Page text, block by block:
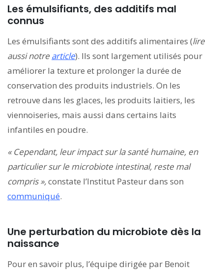
Les émulsifiants, des additifs mal
connus
Les émulsifiants sont des additifs alimentaires (lire
aussi notre article). Ils sont largement utilisés pour
améliorer la texture et prolonger la durée de
conservation des produits industriels. On les
retrouve dans les glaces, les produits laitiers, les
viennoiseries, mais aussi dans certains laits
infantiles en poudre.
« Cependant, leur impact sur la santé humaine, en
particulier sur le microbiote intestinal, reste mal
compris »,constate l’Institut Pasteur dans son
communiqué.
Une perturbation du microbiote dès la
naissance
Pour en savoir plus, l’équipe dirigée par Benoit